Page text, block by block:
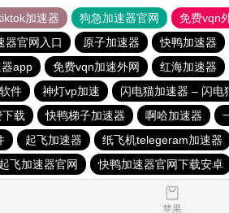
加速器 狗急加速器官网 免费vqn
器官网入口 原子加速器 快鸭加速器
app 免费vqn加速外网 红海加速器
件 神灯vp加速 闪电猫加速器 – 闪电
载 快鸭梯子加速器 啊哈加速器
起飞加速器 纸飞机telegeram加速器
飞加速器官网 快鸭加速器官网下载安卓
苹果